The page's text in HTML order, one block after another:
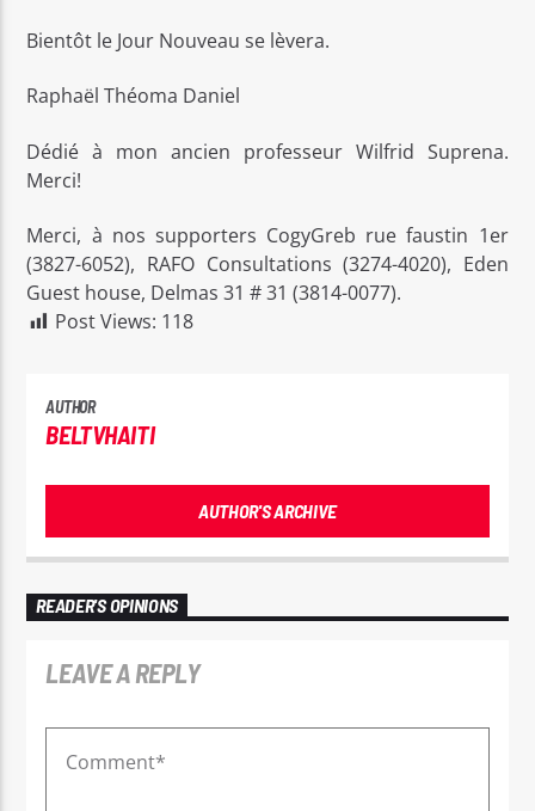
Bientôt le Jour Nouveau se lèvera.
Raphaël Théoma Daniel
Dédié à mon ancien professeur Wilfrid Suprena.
Merci!
Merci, à nos supporters CogyGreb rue faustin 1er
(3827-6052), RAFO Consultations (3274-4020), Eden
Guest house, Delmas 31 # 31 (3814-0077).
Post Views: 118
AUTHOR
BELTVHAITI
AUTHOR'S ARCHIVE
READER'S OPINIONS
LEAVE A REPLY